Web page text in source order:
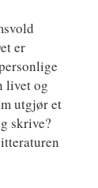
er
livet og
utgjør et
skrive?